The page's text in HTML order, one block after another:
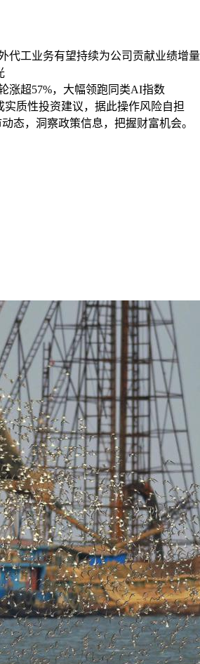
代工业务有望持续为公司贡献业绩增量
涨超57%，大幅领跑同类AI指数
质性投资建议，据此操作风险自担
态，洞察政策信息，把握财富机会。